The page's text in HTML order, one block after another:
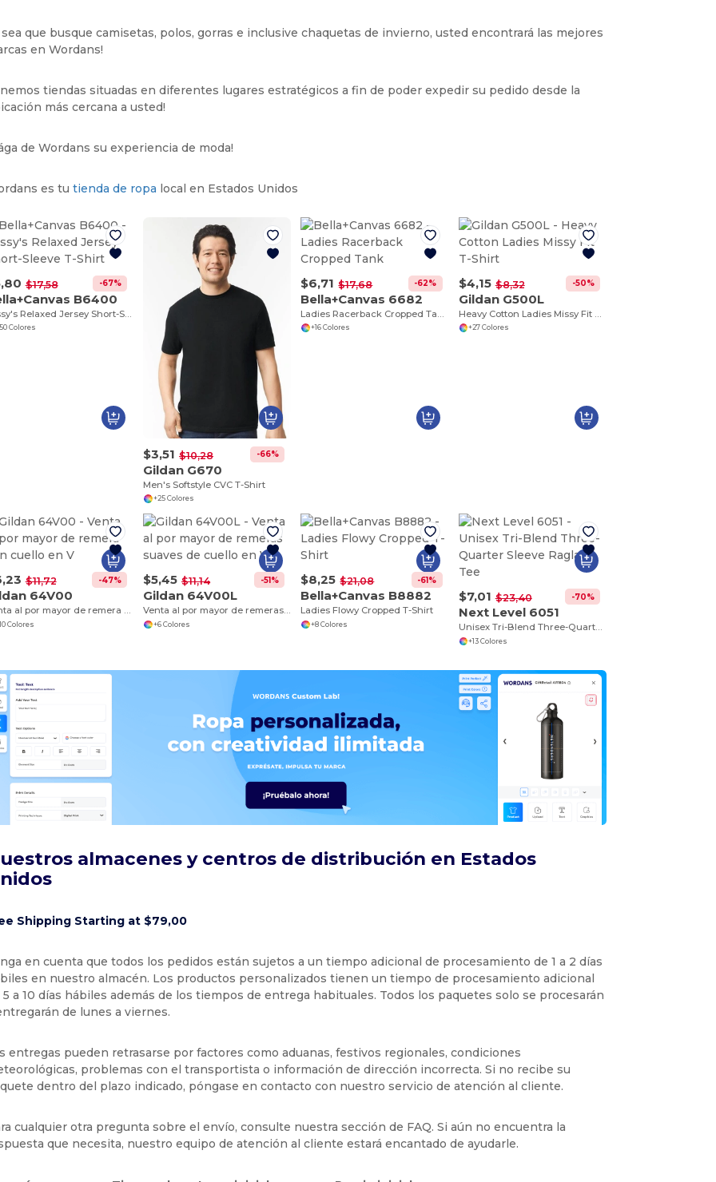
sea que busque camisetas, polos, gorras e inclusive chaquetas de invierno, usted encontrará las mejores
en Wordans!
tiendas situadas en diferentes lugares estratégicos a fin de poder expedir su pedido desde la
más cercana a usted!
de Wordans su experiencia de moda!
es tu tienda de ropa local en Estados Unidos
$17,58 -67%
B6400
Missy's Relaxed Jersey Short-Sleeve T-Shirt
Colores
$3,51 $10,28 -66%
Gildan G670
Men's Softstyle CVC T-Shirt
+25 Colores
$6,71 $17,68 -62%
Bella+Canvas 6682
Ladies Racerback Cropped Tank
+16 Colores
$4,15 $8,32 -50%
Gildan G500L
Heavy Cotton Ladies Missy Fit T-Shirt
+27 Colores
$11,72 -47%
64V00
Venta al por mayor de remera con cuello en V
Colores
$5,45 $11,14 -51%
Gildan 64V00L
Venta al por mayor de remeras suaves de cuello en V
+6 Colores
$8,25 $21,08 -61%
Bella+Canvas B8882
Ladies Flowy Cropped T-Shirt
+8 Colores
$7,01 $23,40 -70%
Next Level 6051
Unisex Tri-Blend Three-Quarter Sleeve Raglan Tee
+13 Colores
almacenes y centros de distribución en Estados
Shipping Starting at $79,00
en cuenta que todos los pedidos están sujetos a un tiempo adicional de procesamiento de 1 a 2 días
en nuestro almacén. Los productos personalizados tienen un tiempo de procesamiento adicional
5 a 10 días hábiles además de los tiempos de entrega habituales. Todos los paquetes solo se procesarán
de lunes a viernes.
entregas pueden retrasarse por factores como aduanas, festivos regionales, condiciones
problemas con el transportista o información de dirección incorrecta. Si no recibe su
dentro del plazo indicado, póngase en contacto con nuestro servicio de atención al cliente.
cualquier otra pregunta sobre el envío, consulte nuestra sección de FAQ. Si aún no encuentra la
que necesita, nuestro equipo de atención al cliente estará encantado de ayudarle.